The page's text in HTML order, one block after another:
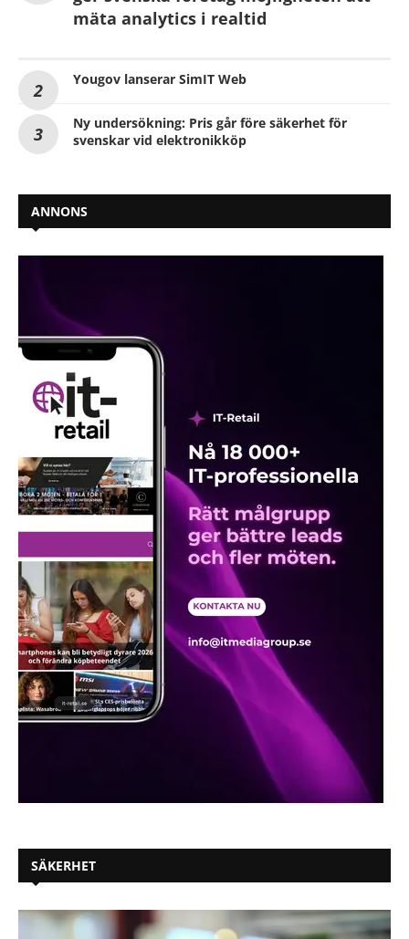
mäta analytics i realtid
Yougov lanserar SimIT Web
Ny undersökning: Pris går före säkerhet för
svenskar vid elektronikköp
ANNONS
SÄKERHET